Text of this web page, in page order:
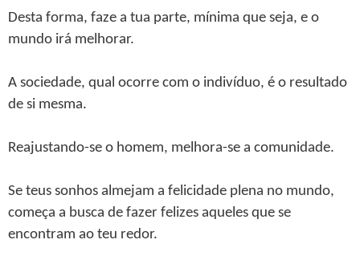
Desta forma, faze a tua parte, mínima que seja, e o
mundo irá melhorar.
A sociedade, qual ocorre com o indivíduo, é o resultado
de si mesma.
Reajustando-se o homem, melhora-se a comunidade.
Se teus sonhos almejam a felicidade plena no mundo,
começa a busca de fazer felizes aqueles que se
encontram ao teu redor.